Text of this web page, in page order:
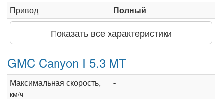
Привод
Полный
Показать все характеристики
GMC Canyon I 5.3 MT
Максимальная скорость,
км/ч
-